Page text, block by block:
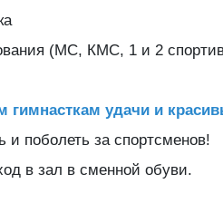
(МС, КМС, 1 и 2
удачи и
и поболеть за спортсменов!
в зал в сменной обуви.